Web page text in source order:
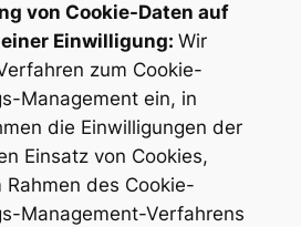
von Cookie-Daten auf
Einwilligung: Wir
zum Cookie-
Management ein, in
die Einwilligungen der
Einsatz von Cookies,
Rahmen des Cookie-
Management-Verfahrens